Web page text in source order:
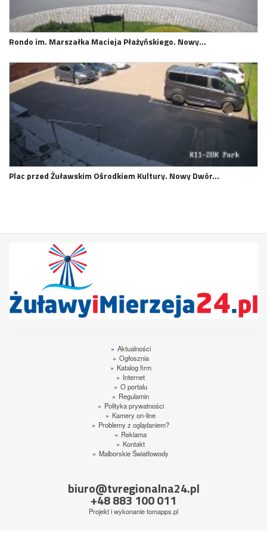
Rondo im. Marszałka Macieja Płażyńskiego. Nowy…
Plac przed Żuławskim Ośrodkiem Kultury. Nowy Dwór…
» Aktualności
» Ogłosznia
» Katalog firm
» Internet
» O portalu
» Regulamin
» Polityka prywatności
» Kamery on-line
» Problemy z oglądaniem?
» Reklama
» Kontakt
» Malborskie Światłowody
biuro@tvregionalna24.pl
+48 883 100 011
Projekt i wykonanietomapps.pl